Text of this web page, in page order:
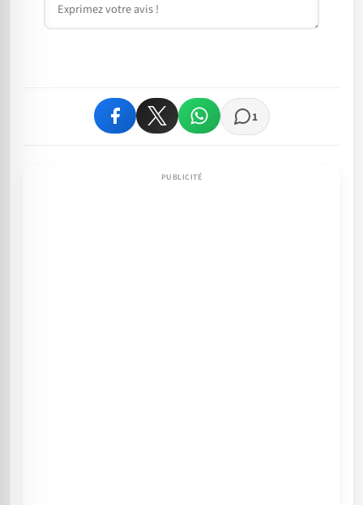
1